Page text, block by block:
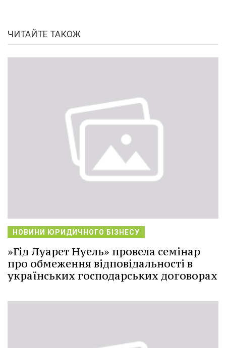
ЧИТАЙТЕ ТАКОЖ
НОВИНИ ЮРИДИЧНОГО БІЗНЕСУ
»Гід Луарет Нуель» провела семінар
про обмеження відповідальності в
українських господарських договорах